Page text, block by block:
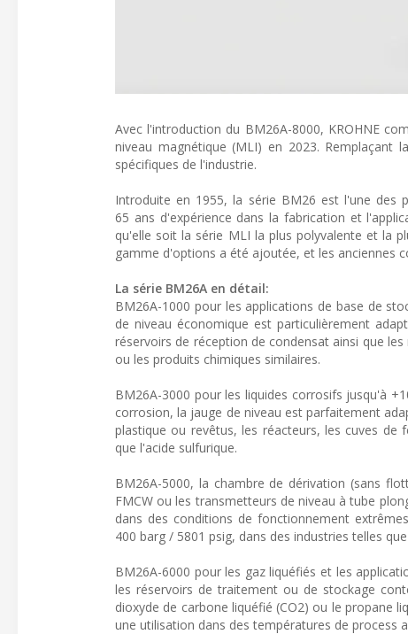
Avec l'introduction du BM26A-8000, KROHNE
niveau magnétique (MLI) en 2023. Remplaçant
spécifiques de l'industrie.
Introduite en 1955, la série BM26 est l'une des
65 ans d'expérience dans la fabrication et
qu'elle soit la série MLI la plus polyvalente et la
gamme d'options a été ajoutée, et les anciennes
La série BM26A en détail:
BM26A-1000 pour les applications de base de
de niveau économique est particulièrement
réservoirs de réception de condensat ainsi que
ou les produits chimiques similaires.
BM26A-3000 pour les liquides corrosifs jusqu'à
corrosion, la jauge de niveau est parfaitement
plastique ou revêtus, les réacteurs, les cuves
que l'acide sulfurique.
BM26A-5000, la chambre de dérivation (sans
FMCW ou les transmetteurs de niveau à tube
dans des conditions de fonctionnement
400 barg / 5801 psig, dans des industries telles
BM26A-6000 pour les gaz liquéfiés et les
les réservoirs de traitement ou de stockage
dioxyde de carbone liquéfié (CO2) ou le propane
une utilisation dans des températures de process